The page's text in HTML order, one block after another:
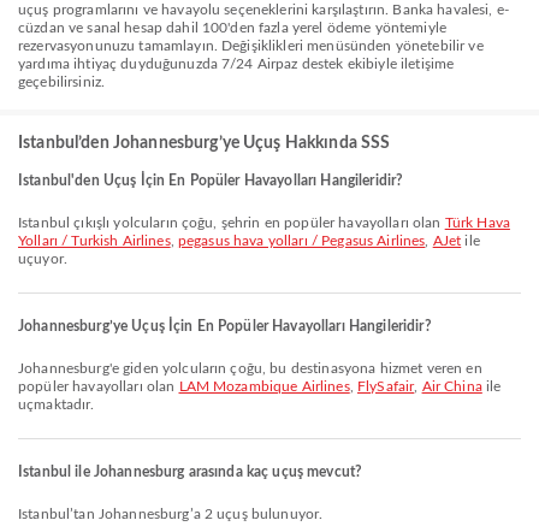
uçuş programlarını ve havayolu seçeneklerini karşılaştırın. Banka havalesi, e-
cüzdan ve sanal hesap dahil 100'den fazla yerel ödeme yöntemiyle
rezervasyonunuzu tamamlayın. Değişiklikleri menüsünden yönetebilir ve
yardıma ihtiyaç duyduğunuzda 7/24 Airpaz destek ekibiyle iletişime
geçebilirsiniz.
Istanbul’den Johannesburg’ye Uçuş Hakkında SSS
Istanbul'den Uçuş İçin En Popüler Havayolları Hangileridir?
Istanbul çıkışlı yolcuların çoğu, şehrin en popüler havayolları olan Türk Hava
Yolları / Turkish Airlines, pegasus hava yolları / Pegasus Airlines AJet ile
uçuyor.
Johannesburg’ye Uçuş İçin En Popüler Havayolları Hangileridir?
Johannesburg'e giden yolcuların çoğu, bu destinasyona hizmet veren en
popüler havayolları olan LAM Mozambique Airlines, FlySafair, Air Chinaile
uçmaktadır.
Istanbul ile Johannesburg arasında kaç uçuş mevcut?
Istanbul’tan Johannesburg’a 2 uçuş bulunuyor.